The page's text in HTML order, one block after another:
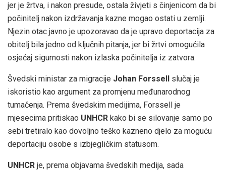
jer je žrtva, i nakon presude, ostala živjeti s činjenicom da bi
počinitelj nakon izdržavanja kazne mogao ostati u zemlji.
Njezin otac javno je upozoravao da je upravo deportacija za
obitelj bila jedno od ključnih pitanja, jer bi žrtvi omogućila
osjećaj sigurnosti nakon izlaska počinitelja iz zatvora.
Švedski ministar za migracije Johan Forssell slučaj je
iskoristio kao argument za promjenu međunarodnog
tumačenja. Prema švedskim medijima, Forssell je
mjesecima pritiskao UNHCR kako bi se silovanje samo po
sebi tretiralo kao dovoljno teško kazneno djelo za moguću
deportaciju osobe s izbjegličkim statusom.
UNHCR je, prema objavama švedskih medija, sada